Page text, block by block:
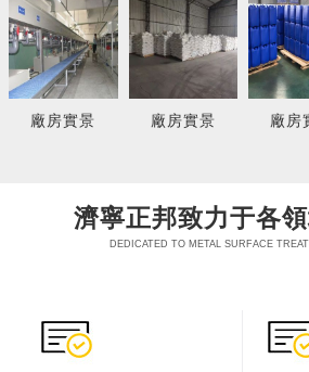
廠房實景 廠房實景 廠房
濟寧正邦致力于各
DEDICATED TO METAL SURFACE